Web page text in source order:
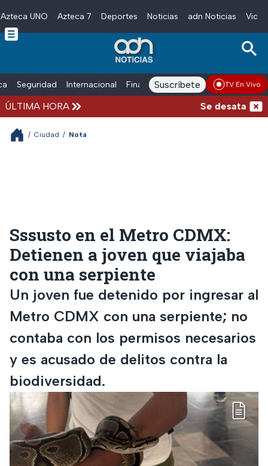
Skip to main content
Azteca UNO Azteca 7 Deportes Noticias adn Noticias
Seguridad Internacional Finanzas adn Noticias Radio
Suscríbete TV En Vivo
ÚLTIMA HORA Se desata
/ Ciudad / Nota
Sssusto en el Metro CDMX:
Detienen a joven que viajaba
con una serpiente
Un joven fue detenido por ingresar al
Metro CDMX con una serpiente; no
contaba con los permisos necesarios
y es acusado de delitos contra la
biodiversidad.